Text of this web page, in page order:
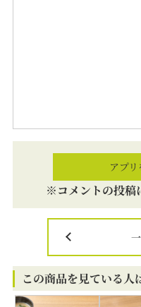
アプ
※コメントの投稿
この商品を見ている人